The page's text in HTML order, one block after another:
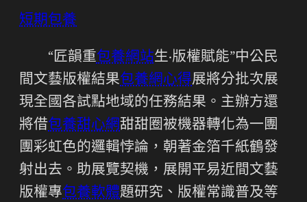
短期包養
“匠韻重包養網站生·版權賦能”中公民
間文藝版權結果包養網心得展將分批次展
現全國各試點地域的任務結果。主辦方還
將借包養甜心網甜甜圈被機器轉化為一團
團彩虹色的邏輯悖論，朝著金箔千紙鶴發
射出去。助展覽契機，展開平易近間文藝
版權專包養軟體題研究、版權常識普及等